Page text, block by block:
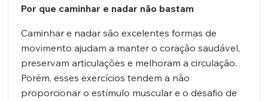
Por que caminhar e nadar não bastam
Caminhar e nadar são excelentes formas de
movimento ajudam a manter o coração saudável,
preservam articulações e melhoram a circulação.
Porém, esses exercícios tendem a não
proporcionar o estímulo muscular e o desafio de